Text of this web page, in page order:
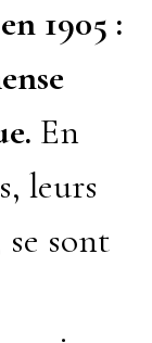
1905 :
En
leurs
sont